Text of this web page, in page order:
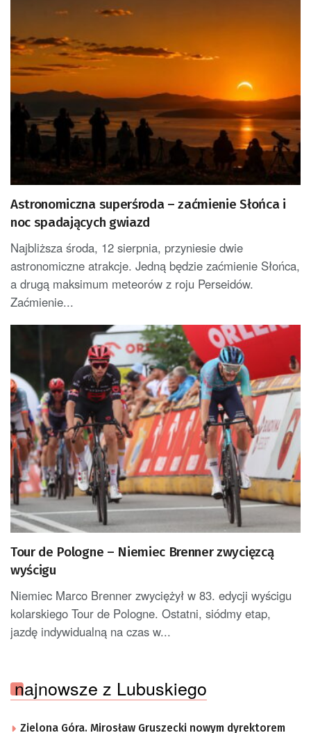
Astronomiczna superśroda – zaćmienie Słońca i
noc spadających gwiazd
Najbliższa środa, 12 sierpnia, przyniesie dwie
astronomiczne atrakcje. Jedną będzie zaćmienie Słońca,
a drugą maksimum meteorów z roju Perseidów.
Zaćmienie...
Tour de Pologne – Niemiec Brenner zwycięzcą
wyścigu
Niemiec Marco Brenner zwyciężył w 83. edycji wyścigu
kolarskiego Tour de Pologne. Ostatni, siódmy etap,
jazdę indywidualną na czas w...
najnowsze z Lubuskiego
Zielona Góra. Mirosław Gruszecki nowym dyrektorem